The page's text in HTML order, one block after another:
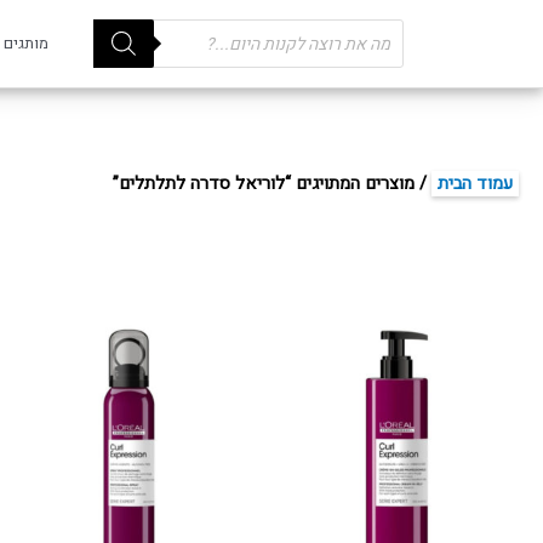
מותגים
Products
search
עמוד הבית / מוצרים המתויגים “לוריאל סדרה לתלתלים”